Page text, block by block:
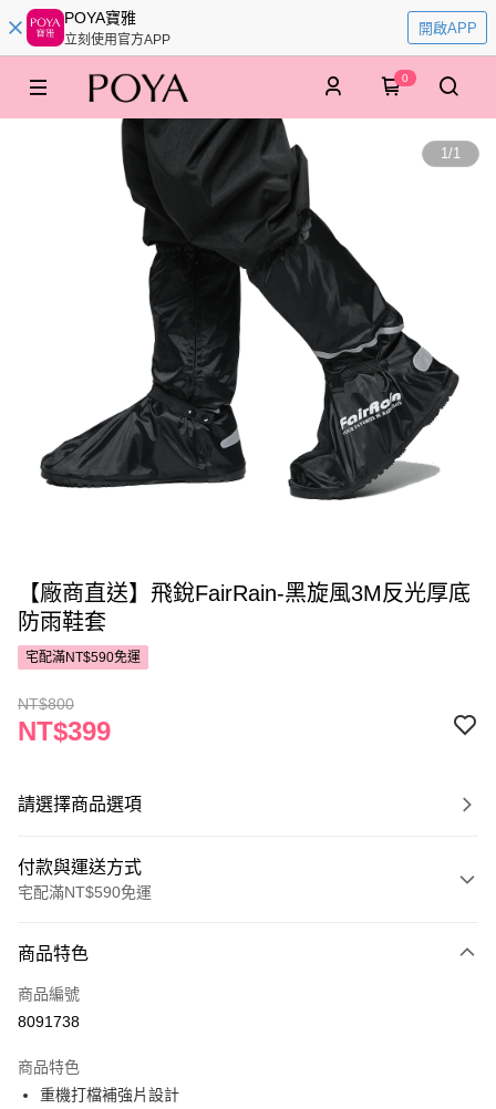
POYA寶雅
立刻使用官方APP
開啟APP
0
1/1
【廠商直送】飛銳FairRain-黑旋風3M反光厚底
防雨鞋套
宅配滿NT$590免運
NT$800
NT$399
請選擇商品選項
付款與運送方式
宅配滿NT$590免運
POYA支付
信用卡一次付款
Apple Pay
商品特色
商品編號
8091738
商品特色
重機打檔補強片設計